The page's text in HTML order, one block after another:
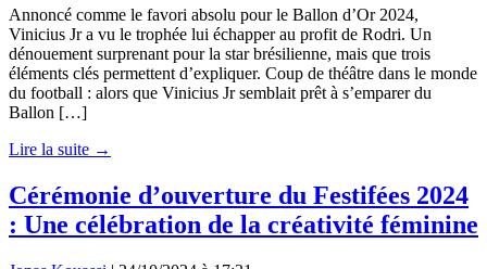
Annoncé comme le favori absolu pour le Ballon d’Or 2024,
Vinicius Jr a vu le trophée lui échapper au profit de Rodri. Un
dénouement surprenant pour la star brésilienne, mais que trois
éléments clés permettent d’expliquer. Coup de théâtre dans le monde
du football : alors que Vinicius Jr semblait prêt à s’emparer du
Ballon […]
Lire la suite →
Cérémonie d’ouverture du Festifées 2024
: Une célébration de la créativité féminine